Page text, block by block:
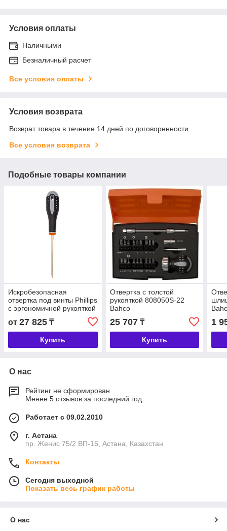
Условия оплаты
Наличными
Безналичный расчет
Все условия оплаты
Условия возврата
Возврат товара в течение 14 дней по договоренности
Все условия возврата
Подобные товары компании
Искробезопасная
отвертка под винты Phillips
с эргономичной рукояткой
NSB302-1-100/.../4-300
Bahco
от 27 825 ₸
Купить
Отвертка с толстой
рукояткой 808050S-22
Bahco
25 707₸
Купить
1
О нас
Рейтинг не сформирован
Менее 5 отзывов за последний год
Работает с 09.02.2010
г. Астана
пр. Женис 75/2 ВП-16, Астана, Казахстан
Контакты
Сегодня выходной
Показать весь график работы
О нас